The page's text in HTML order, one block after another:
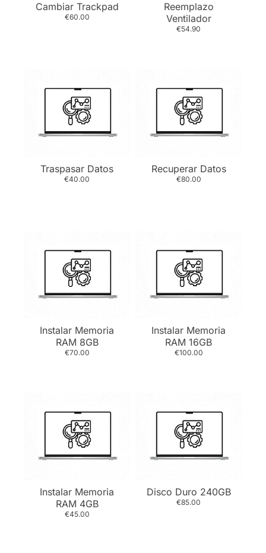
Cambiar Trackpad
€60.00
Reemplazo
Ventilador
€54.90
Traspasar Datos
€40.00
Recuperar Datos
€80.00
Instalar Memoria
RAM 8GB
€70.00
Instalar Memoria
RAM 16GB
€100.00
Instalar Memoria
RAM 4GB
€45.00
Disco Duro 240GB
€85.00